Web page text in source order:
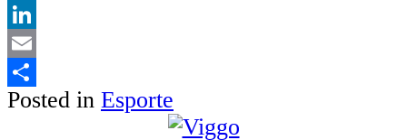
Twitter
LinkedIn
Email
Share
Posted in Esporte